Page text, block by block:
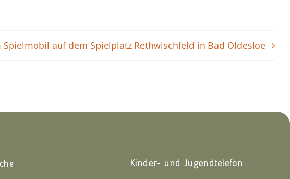
Spielmobil auf dem Spielplatz Rethwischfeld in Bad Oldesloe
Kinder- und Jugendtelefon